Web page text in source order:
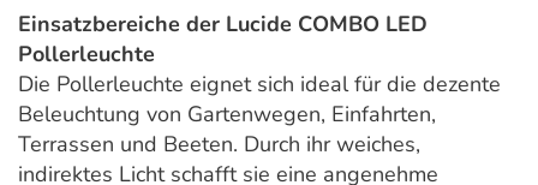
Einsatzbereiche der Lucide COMBO LED
Pollerleuchte
Die Pollerleuchte eignet sich ideal für die dezente
Beleuchtung von Gartenwegen, Einfahrten,
Terrassen und Beeten. Durch ihr weiches,
indirektes Licht schafft sie eine angenehme